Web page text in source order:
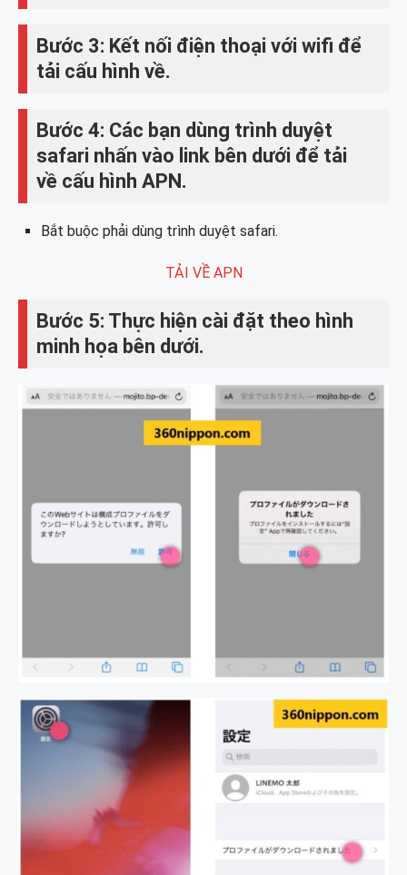
Bước 3: Kết nối điện thoại với wifi để
tải cấu hình về.
Bước 4: Các bạn dùng trình duyệt
safari nhấn vào link bên dưới để tải
về cấu hình APN.
Bắt buộc phải dùng trình duyệt safari.
TẢI VỀ APN
Bước 5: Thực hiện cài đặt theo hình
minh họa bên dưới.